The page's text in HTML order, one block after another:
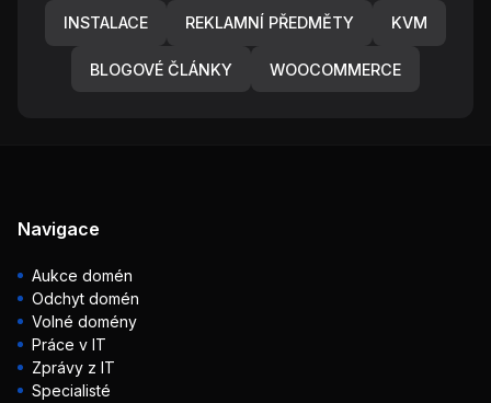
INSTALACE REKLAMNÍ PŘEDMĚTY KVM
BLOGOVÉ ČLÁNKY WOOCOMMERCE
Navigace
Aukce domén
Odchyt domén
Volné domény
Práce v IT
Zprávy z IT
Specialisté